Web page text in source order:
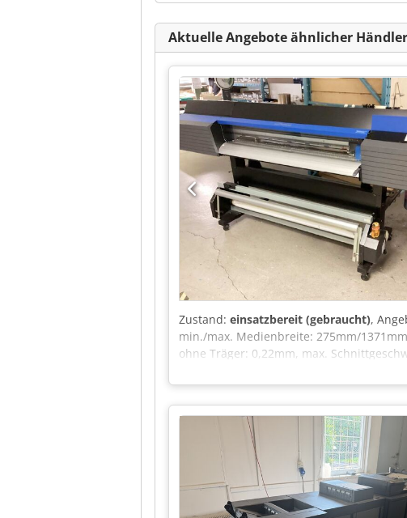
Aktuelle Angebote ähnlicher Händler
Zustand: einsatzbereit (gebraucht),
min./max. Medienbreite: 275mm/
ohne Träger: 0,22mm, max.
Rollenaußendurchmesser: 210mm,
Tintenkapazität: 500ml, Gewicht: ca.